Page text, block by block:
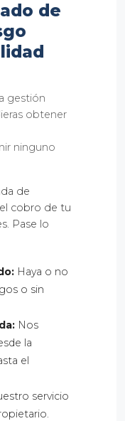
de
gestión
obtener
ninguno
de
cobro de tu
Pase lo
Haya o no
o sin
Nos
la
el
servicio